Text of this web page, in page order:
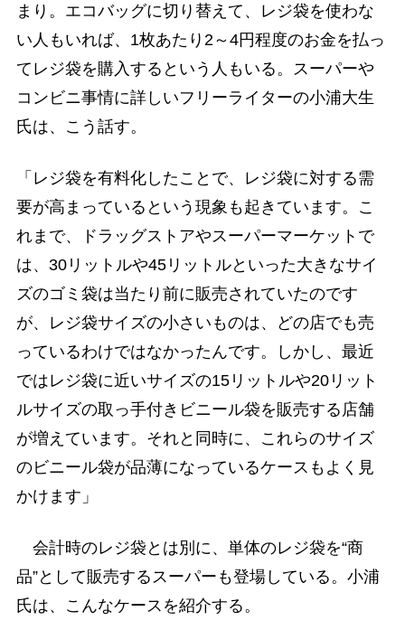
まり。エコバッグに切り替えて、レジ袋を使わな
い人もいれば、1枚あたり2～4円程度のお金を払っ
てレジ袋を購入するという人もいる。スーパーや
コンビニ事情に詳しいフリーライターの小浦大生
氏は、こう話す。
「レジ袋を有料化したことで、レジ袋に対する需
要が高まっているという現象も起きています。こ
れまで、ドラッグストアやスーパーマーケットで
は、30リットルや45リットルといった大きなサイ
ズのゴミ袋は当たり前に販売されていたのです
が、レジ袋サイズの小さいものは、どの店でも売
っているわけではなかったんです。しかし、最近
ではレジ袋に近いサイズの15リットルや20リット
ルサイズの取っ手付きビニール袋を販売する店舗
が増えています。それと同時に、これらのサイズ
のビニール袋が品薄になっているケースもよく見
かけます」
会計時のレジ袋とは別に、単体のレジ袋を“商
品”として販売するスーパーも登場している。小浦
氏は、こんなケースを紹介する。